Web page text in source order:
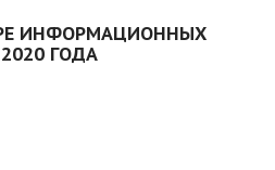
ИНФОРМАЦИОННЫХ
ГОДА